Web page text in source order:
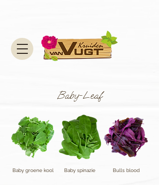
Baby-Leaf
Baby groene kool Baby spinazie Bulls blood